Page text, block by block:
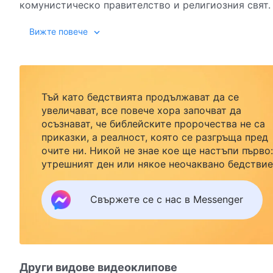
комунистическо правителство и религиозния
обгръща и контролира безброй вярващи.
Героинята на този филм е една от безбройните
напрегнати дебата словата на Всемогъщия Бог я
можеше да прозре действителните факти зад
истинския Бог…
Вижте повече
Тъй като бедствията продължават да се
увеличават, все повече хора започват да
осъзнават, че библейските пророчества не са
приказки, а реалност, която се разгръща пред
очите ни. Никой не знае кое ще настъпи първо:
утрешният ден или някое неочаквано
Господ със семейството си и да намерите
безопасност под Божията закрила, кликнете
върху Messenger, за да се присъедините към
Свържете се с нас в Messenger
Други видове видеоклипове